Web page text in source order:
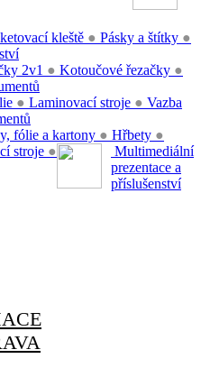
kleště ● Pásky a štítky ●
2v1 ● Kotoučové řezačky ●
● Laminovací stroje ● Vazba
fólie a kartony ● Hřbety ●
stroje ●
Multimediální
prezentace a
příslušenství